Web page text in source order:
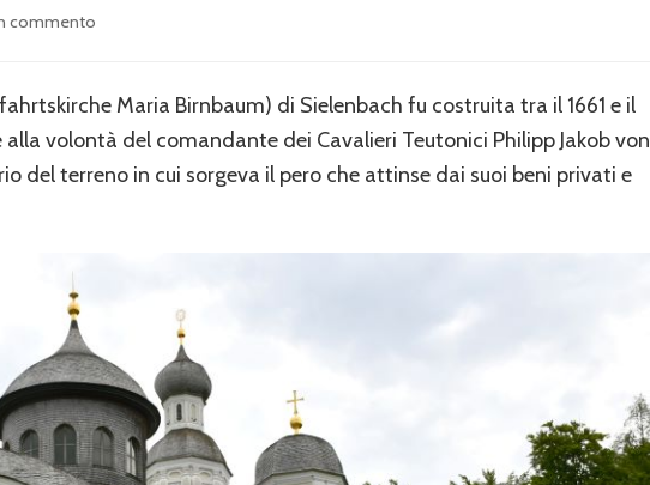
commento
“Maria
Birnbaum”
Maria Birnbaum) di Sielenbach fu costruita tra il 1661 e il
volontà del comandante dei Cavalieri Teutonici Philipp Jakob von
del terreno in cui sorgeva il pero che attinse dai suoi beni privati e